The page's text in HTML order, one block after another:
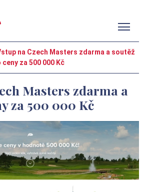
na Czech Masters zdarma a soutěž
ceny za 500 000 Kč
Masters zdarma a
za 500 000 Kč